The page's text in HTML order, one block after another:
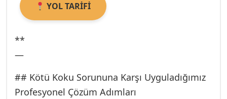
YOL TARİFİ
**
—
## Kötü Koku Sorununa Karşı Uyguladığımız
Profesyonel Çözüm Adımları